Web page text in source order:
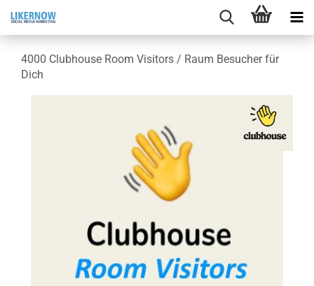
4000 Club­house Room Vi­si­tors / Raum Be­su­cher für
Dich